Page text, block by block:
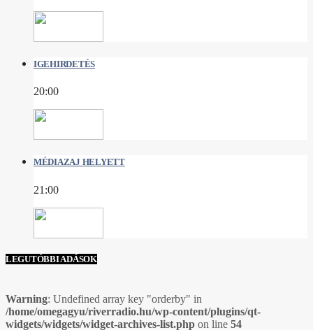
IGEHIRDETÉS
20:00
MÉDIAZAJ HELYETT
21:00
LEGUTÓBBI ADÁSOK
Warning: Undefined array key "orderby" in
/home/omegagyu/riverradio.hu/wp-content/plugins/qt-
widgets/widgets/widget-archives-list.php on line 54